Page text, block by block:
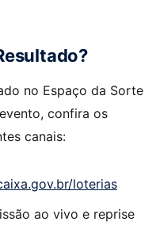
no Espaço da Sorte
confira os
canais:
loterias
ao vivo e reprise